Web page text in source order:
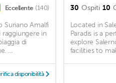
Eccellente (140)
Suriano Amalfi
raggiungere in
di
...
disponibilità
30 Ospiti 10
Located in
Paradis is a
explore
facilities to